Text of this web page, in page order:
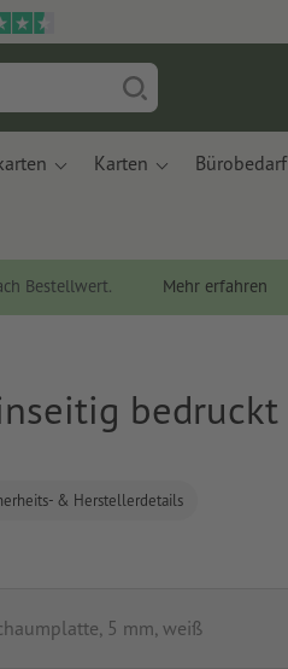
Karten Bürobedarf
Bestellwert. Mehr erfahren
bedruckt
& Herstellerdetails
5 mm, weiß